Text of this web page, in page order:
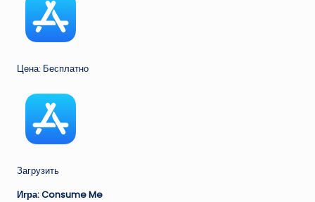
Цена: Бесплатно
Загрузить
Игра: Consume Me